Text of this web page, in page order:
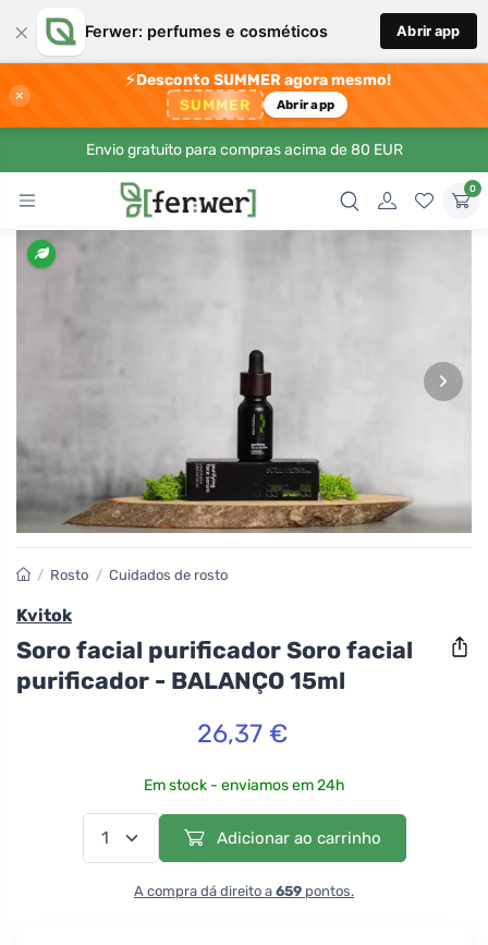
× Ferwer: perfumes e cosméticos Abrir app
×
⚡Desconto SUMMER agora mesmo!
SUMMER Abrir app
Envio gratuito para compras acima de 80 EUR
0
›
/ Rosto / Cuidados de rosto
Kvitok
Soro facial purificador Soro facial
purificador - BALANÇO 15ml
26,37 €
Em stock - enviamos em 24h
Adicionar ao carrinho
A compra dá direito a 659 pontos.